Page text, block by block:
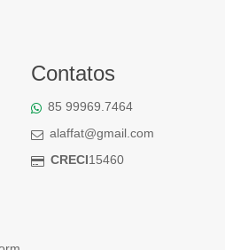
Contatos
85 99969.7464
alaffat@gmail.com
CRECI15460